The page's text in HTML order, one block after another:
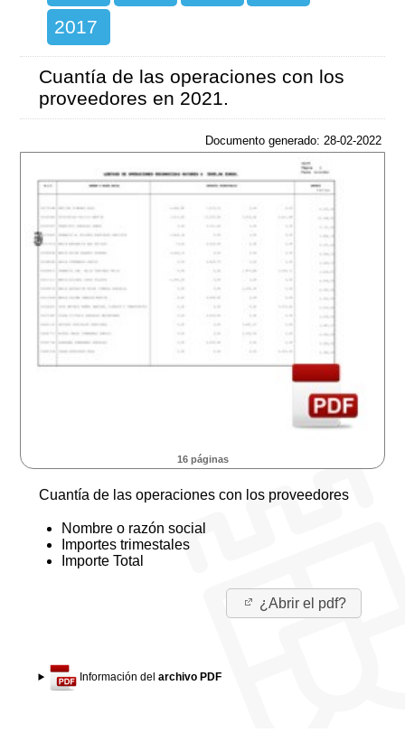
2017
Cuantía de las operaciones con los
proveedores en 2021.
Documento generado: 28-02-2022
16 páginas
Cuantía de las operaciones con los proveedores
Nombre o razón social
Importes trimestales
Importe Total
¿Abrir el pdf?
Información delarchivo PDF